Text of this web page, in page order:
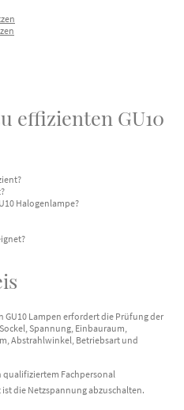
effizienten GU10
Halogenlampe?
GU10 Lampen erfordert die Prüfung der
Spannung, Einbauraum,
Abstrahlwinkel, Betriebsart und
Fachpersonal
die Netzspannung abzuschalten.